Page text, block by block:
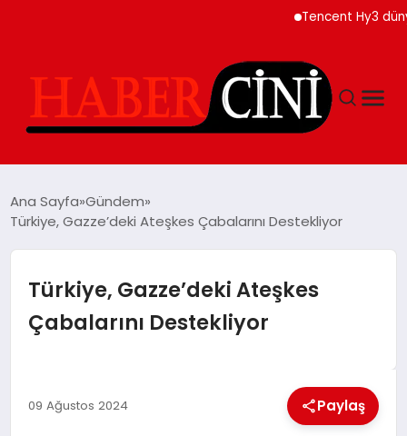
Tencent Hy3 dünya
GÜNCEL
MAGAZIN
Ana Sayfa Gündem
Türkiye, Gazze’deki Ateşkes Çabalarını Destekliyor
Türkiye, Gazze’deki Ateşkes
Çabalarını Destekliyor
09 Ağustos 2024 Paylaş